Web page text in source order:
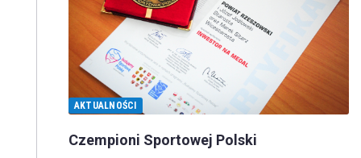
AKTUALNOŚCI
Czempioni Sportowej Polski